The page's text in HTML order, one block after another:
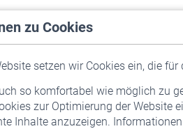
zu Cookies
setzen wir Cookies ein, die
so komfortabel wie möglich zu
zur Optimierung der Website
Inhalte anzuzeigen.